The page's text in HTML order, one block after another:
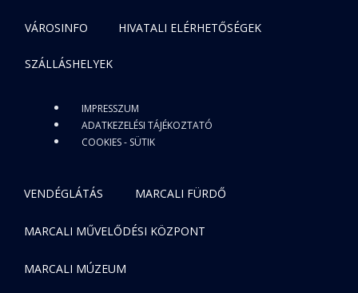
VÁROSINFO HIVATALI ELÉRHETŐSÉGEK
SZÁLLÁSHELYEK
IMPRESSZUM
ADATKEZELÉSI TÁJÉKOZTATÓ
COOKIES - SÜTIK
VENDÉGLÁTÁS MARCALI FÜRDŐ
MARCALI MŰVELŐDÉSI KÖZPONT
MARCALI MÚZEUM